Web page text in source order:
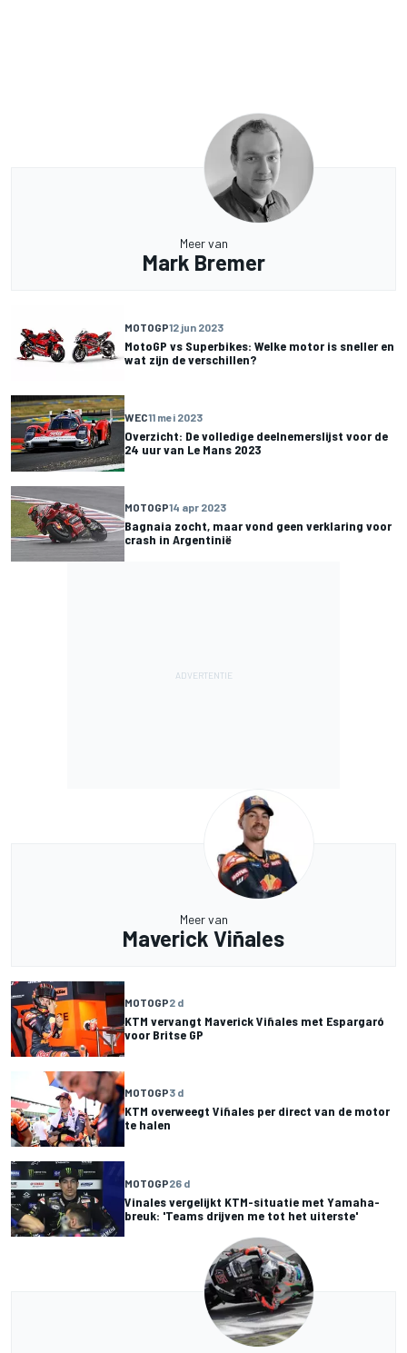
Meer van
Mark Bremer
MOTOGP12 jun 2023
MotoGP vs Superbikes: Welke motor is sneller en
wat zijn de verschillen?
WEC11 mei 2023
Overzicht: De volledige deelnemerslijst voor de
24 uur van Le Mans 2023
MOTOGP14 apr 2023
Bagnaia zocht, maar vond geen verklaring voor
crash in Argentinië
Meer van
Maverick Viñales
MOTOGP2 d
KTM vervangt Maverick Viñales met Espargaró
voor Britse GP
MOTOGP3 d
KTM overweegt Viñales per direct van de motor
te halen
MOTOGP26 d
Vinales vergelijkt KTM-situatie met Yamaha-
breuk: 'Teams drijven me tot het uiterste'